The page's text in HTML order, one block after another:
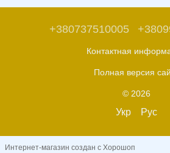
+380737510005
Контактная
Полная версия
© 2026
Укр Рус
Интернет-магазин создан с Хорошоп